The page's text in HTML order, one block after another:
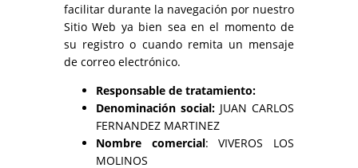
facilitar durante la navegación por nuestro
Sitio Web ya bien sea en el momento de
su registro o cuando remita un mensaje
de correo electrónico.
Responsable de tratamiento:
Denominación social: JUAN CARLOS
FERNANDEZ MARTINEZ
Nombre comercial: VIVEROS LOS
MOLINOS